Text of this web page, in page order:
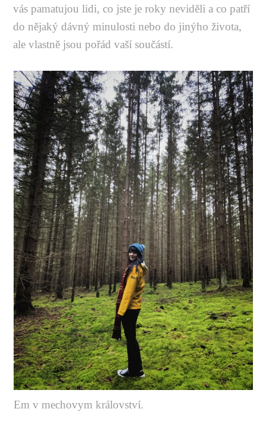
vás pamatujou lidi, co jste je roky neviděli a co patří
do nějaký dávný minulosti nebo do jinýho života,
ale vlastně jsou pořád vaší součástí.
Em v mechovym království.